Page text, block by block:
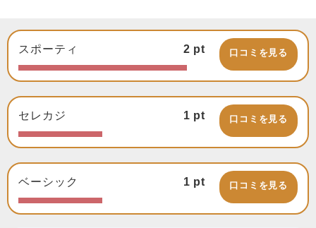
スポーティ 2 pt 口コミを見る
セレカジ 1 pt 口コミを見る
ベーシック 1 pt 口コミを見る